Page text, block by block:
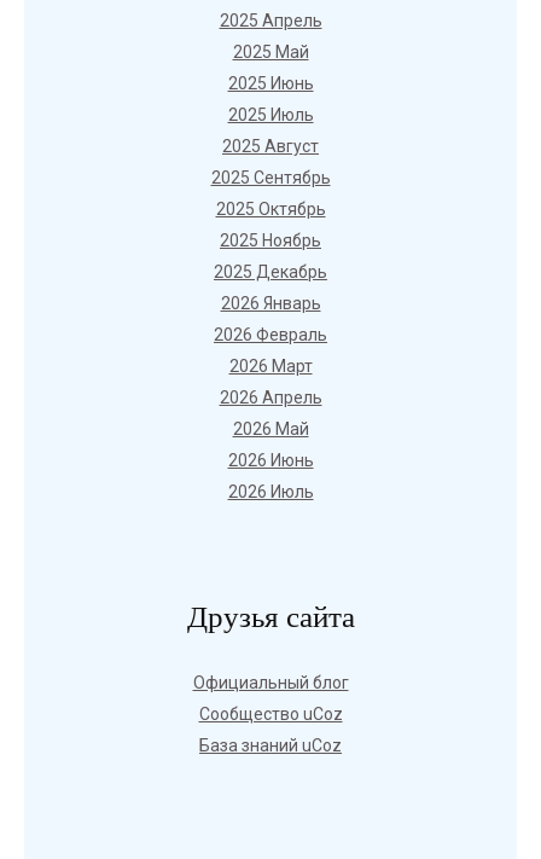
2025 Апрель
2025 Май
2025 Июнь
2025 Июль
2025 Август
2025 Сентябрь
2025 Октябрь
2025 Ноябрь
2025 Декабрь
2026 Январь
2026 Февраль
2026 Март
2026 Апрель
2026 Май
2026 Июнь
2026 Июль
Друзья сайта
Официальный блог
Сообщество uCoz
База знаний uCoz